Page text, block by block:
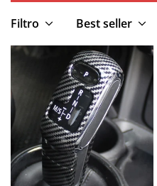
Filtro Best seller